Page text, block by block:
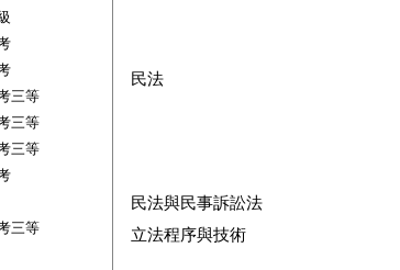
三等
三等
三等
三等
民法
民法與民事訴訟法
立法程序與技術